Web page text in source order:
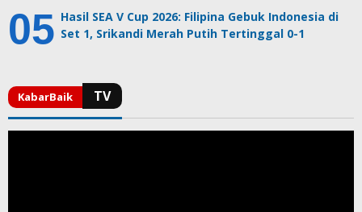
Hasil SEA V Cup 2026: Filipina Gebuk Indonesia di
Set 1, Srikandi Merah Putih Tertinggal 0-1